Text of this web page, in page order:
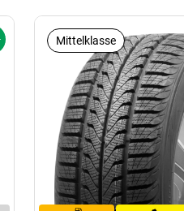
Mittelklasse